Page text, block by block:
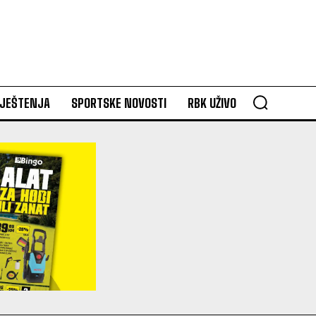
SPORTSKE NOVOSTI RBK UŽIVO